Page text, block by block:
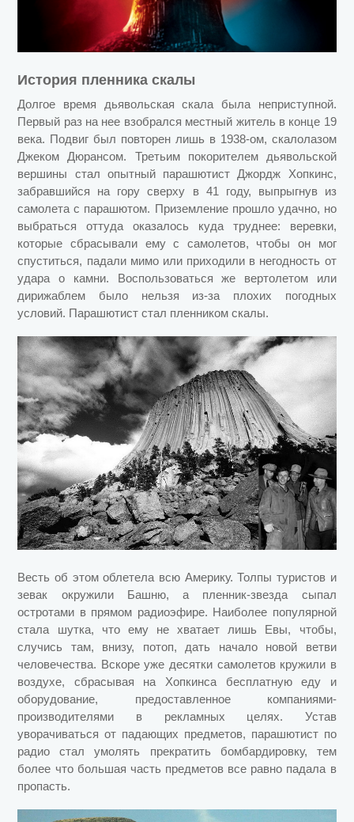
История пленника скалы
Долгое время дьявольская скала была неприступной.
Первый раз на нее взобрался местный житель в конце 19
века. Подвиг был повторен лишь в 1938-ом, скалолазом
Джеком Дюрансом. Третьим покорителем дьявольской
вершины стал опытный парашютист Джордж Хопкинс,
забравшийся на гору сверху в 41 году, выпрыгнув из
самолета с парашютом. Приземление прошло удачно, но
выбраться оттуда оказалось куда труднее: веревки,
которые сбрасывали ему с самолетов, чтобы он мог
спуститься, падали мимо или приходили в негодность от
удара о камни. Воспользоваться же вертолетом или
дирижаблем было нельзя из-за плохих погодных
условий. Парашютист стал пленником скалы.
Весть об этом облетела всю Америку. Толпы туристов и
зевак окружили Башню, а пленник-звезда сыпал
остротами в прямом радиоэфире. Наиболее популярной
стала шутка, что ему не хватает лишь Евы, чтобы,
случись там, внизу, потоп, дать начало новой ветви
человечества. Вскоре уже десятки самолетов кружили в
воздухе, сбрасывая на Хопкинса бесплатную еду и
оборудование, предоставленное компаниями-
производителями в рекламных целях. Устав
уворачиваться от падающих предметов, парашютист по
радио стал умолять прекратить бомбардировку, тем
более что большая часть предметов все равно падала в
пропасть.